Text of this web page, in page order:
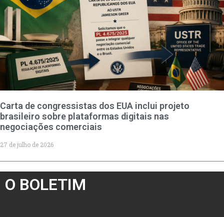
Carta de congressistas dos EUA inclui projeto
brasileiro sobre plataformas digitais nas
negociações comerciais
27 de julho de 2026
O BOLETIM